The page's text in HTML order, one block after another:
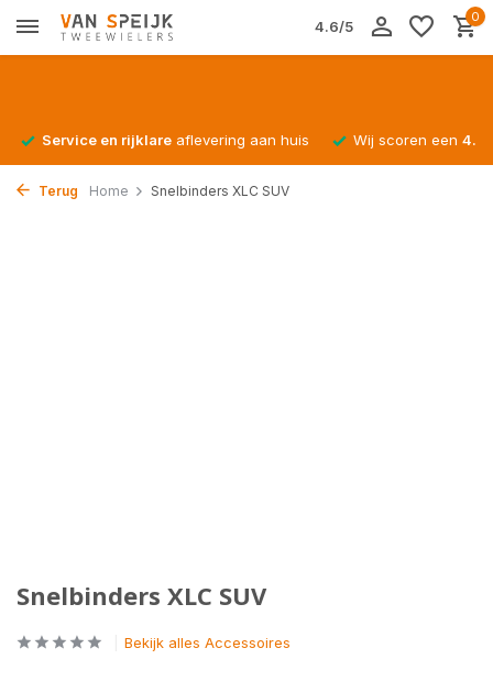
4.6/5
0
Service en rijklare aflevering aan huis Wij scoren een
Terug Home Snelbinders XLC SUV
Snelbinders XLC SUV
Bekijk alles Accessoires